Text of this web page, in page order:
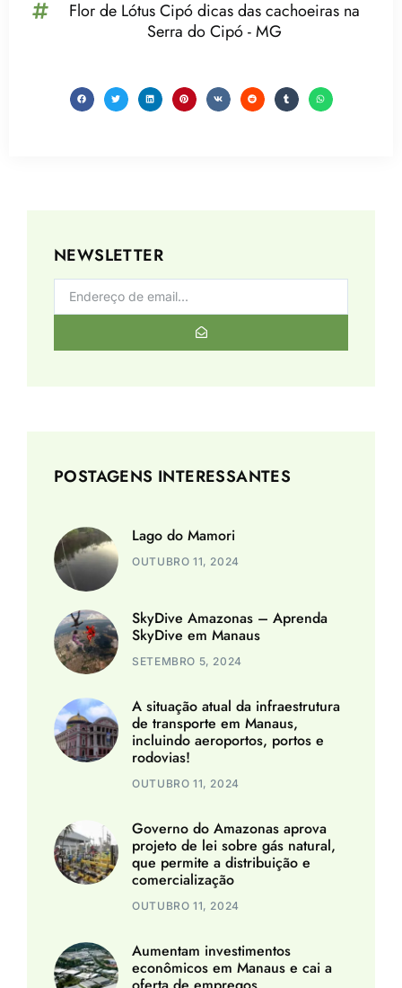
Flor de Lótus Cipó dicas das cachoeiras na
Serra do Cipó - MG
NEWSLETTER
POSTAGENS INTERESSANTES
Lago do Mamori
OUTUBRO 11, 2024
SkyDive Amazonas – Aprenda
SkyDive em Manaus
SETEMBRO 5, 2024
A situação atual da infraestrutura
de transporte em Manaus,
incluindo aeroportos, portos e
rodovias!
OUTUBRO 11, 2024
Governo do Amazonas aprova
projeto de lei sobre gás natural,
que permite a distribuição e
comercialização
OUTUBRO 11, 2024
Aumentam investimentos
econômicos em Manaus e cai a